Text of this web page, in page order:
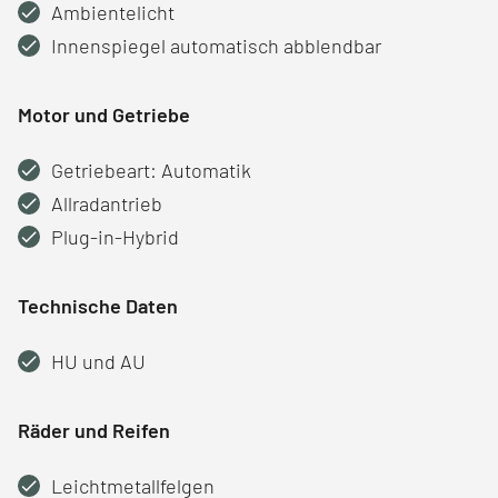
Ambientelicht
Innenspiegel automatisch abblendbar
Motor und Getriebe
Getriebeart: Automatik
Allradantrieb
Plug-in-Hybrid
Technische Daten
HU und AU
Räder und Reifen
Leichtmetallfelgen